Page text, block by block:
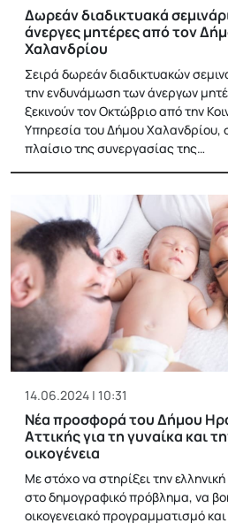
Δωρεάν διαδικτυακά
άνεργες μητέρες από τον
Χαλανδρίου
Σειρά δωρεάν διαδικτυακών
την ενδυνάμωση των άνεργων
ξεκινούν τον Οκτώβριο από την
Υπηρεσία του Δήμου Χαλανδρίου,
πλαίσιο της συνεργασίας της…
14.06.2024 | 10:31
Νέα προσφορά του Δήμου
Αττικής για τη γυναίκα και
οικογένεια
Με στόχο να στηρίξει την ελληνική
στο δημογραφικό πρόβλημα, να
οικογενειακό προγραμματισμό